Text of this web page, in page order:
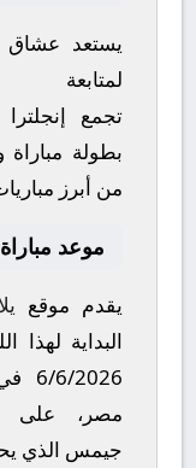
يستعد عشاق
تجمع إنجلترا
بطولة مباراة
من أبرز
موعد مباراة
يقدم موقع
البداية
6/6/2026
مصر، على
جيمس الذي